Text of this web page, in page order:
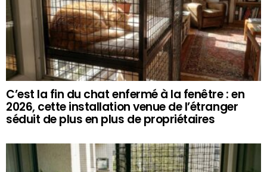
C’est la fin du chat enfermé à la fenêtre : en
2026, cette installation venue de l’étranger
séduit de plus en plus de propriétaires